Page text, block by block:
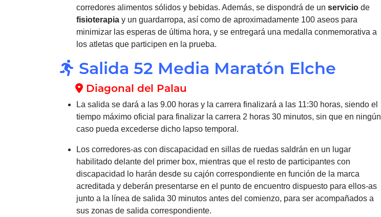
corredores alimentos sólidos y bebidas. Además, se dispondrá de un servicio de
fisioterapia y un guardarropa, así como de aproximadamente 100 aseos para
minimizar las esperas de última hora, y se entregará una medalla conmemorativa a
los atletas que participen en la prueba.
Salida 52 Media Maratón Elche
Diagonal del Palau
La salida se dará a las 9.00 horas y la carrera finalizará a las 11:30 horas, siendo el
tiempo máximo oficial para finalizar la carrera 2 horas 30 minutos, sin que en ningún
caso pueda excederse dicho lapso temporal.
Los corredores-as con discapacidad en sillas de ruedas saldrán en un lugar
habilitado delante del primer box, mientras que el resto de participantes con
discapacidad lo harán desde su cajón correspondiente en función de la marca
acreditada y deberán presentarse en el punto de encuentro dispuesto para ellos-as
junto a la línea de salida 30 minutos antes del comienzo, para ser acompañados a
sus zonas de salida correspondiente.